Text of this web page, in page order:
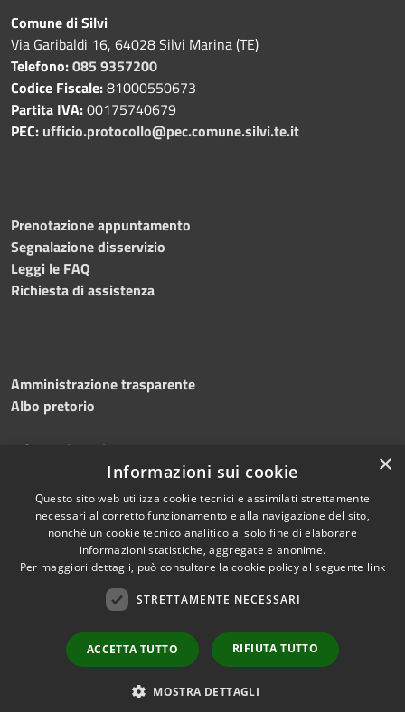
Comune di Silvi
Via Garibaldi 16, 64028 Silvi Marina (TE)
Telefono:085 9357200
Codice Fiscale:81000550673
Partita IVA:00175740679
PEC: ufficio.protocollo@pec.comune.silvi.te.it
Prenotazione appuntamento
Segnalazione disservizio
Leggi le FAQ
Richiesta di assistenza
Amministrazione trasparente
Albo pretorio
Informativa privacy
Dichiarazione di accessibilità
Mappa del sito
Copyright © 2026 • Comune di
Silvi • Powered by
redazione
×
Informazioni sui cookie
Questo sito web utilizza cookie tecnici e assimilati strettamente
necessari al corretto funzionamento e alla navigazione del sito,
nonché un cookie tecnico analitico al solo fine di elaborare
informazioni statistiche, aggregate e anonime.
Per maggiori dettagli, può consultare la cookie policy al seguente link
STRETTAMENTE NECESSARI
ACCETTA TUTTO RIFIUTA TUTTO
MOSTRA DETTAGLI